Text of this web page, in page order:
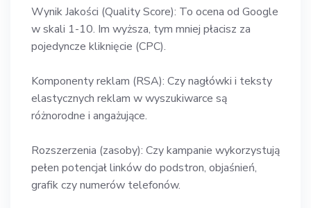
Wynik Jakości (Quality Score): To ocena od Google
w skali 1-10. Im wyższa, tym mniej płacisz za
pojedyncze kliknięcie (CPC).
Komponenty reklam (RSA): Czy nagłówki i teksty
elastycznych reklam w wyszukiwarce są
różnorodne i angażujące.
Rozszerzenia (zasoby): Czy kampanie wykorzystują
pełen potencjał linków do podstron, objaśnień,
grafik czy numerów telefonów.